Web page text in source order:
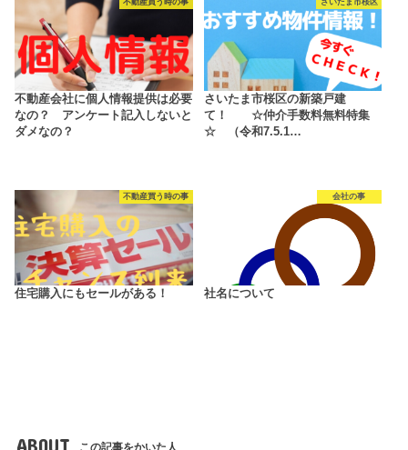
不動産会社に個人情報提供は必要
なの？ アンケート記入しないと
ダメなの？
さいたま市桜区の新築戸建
て！ ☆仲介手数料無料特集
☆ （令和7.5.1…
不動産買う時の事
住宅購入にもセールがある！
会社の事
社名について
ABOUT